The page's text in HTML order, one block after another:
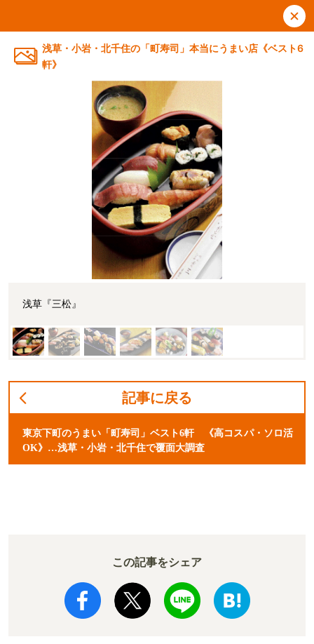
浅草・小岩・北千住の「町寿司」本当にうまい店《ベスト6
軒》
浅草『三松』
記事に戻る
東京下町のうまい「町寿司」ベスト6軒 《高コスパ・ソロ活
OK》…浅草・小岩・北千住で覆面大調査
この記事をシェア